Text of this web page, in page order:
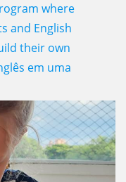
where
and English
their own
em uma